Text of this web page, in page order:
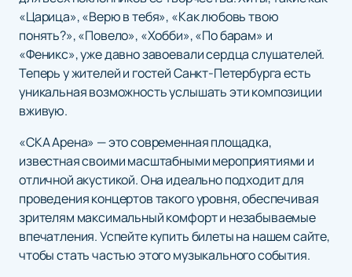
«Царица», «Верю в тебя», «Как любовь твою
понять?», «Повело», «Хобби», «По барам» и
«Феникс», уже давно завоевали сердца слушателей.
Теперь у жителей и гостей Санкт-Петербурга есть
уникальная возможность услышать эти композиции
вживую.
«СКА Арена» — это современная площадка,
известная своими масштабными мероприятиями и
отличной акустикой. Она идеально подходит для
проведения концертов такого уровня, обеспечивая
зрителям максимальный комфорт и незабываемые
впечатления. Успейте купить билеты на нашем сайте,
чтобы стать частью этого музыкального события.